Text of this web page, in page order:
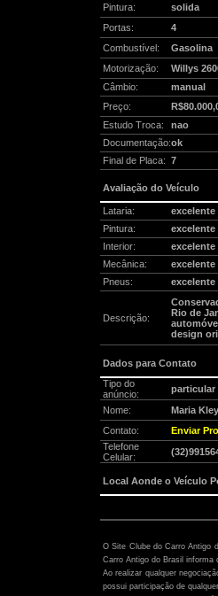
Pintura:
solida
Portas:
4
Combustível:
Gasolina
Motorização:
Willys
Câmbio:
manual
Preço:
Estudo Troca:
nao
Documentação:ok
Final de Placa: 7
Avaliação do Veículo
Lataria:
excelente
Pintura:
excelente
Interior:
excelente
Mecânica:
excelente
Pneus:
excelente
Descrição:
Rio de
design
Dados para Contato
Tipo do
anúncio:
particular
Nome:
Maria
Contato:
Enviar
Telefone
Celular:
Local Aonde o Veículo
O Site Clube do Carro Antigo
Carro Antigo do Brasil
Ao realizar qualquer
possui participação de